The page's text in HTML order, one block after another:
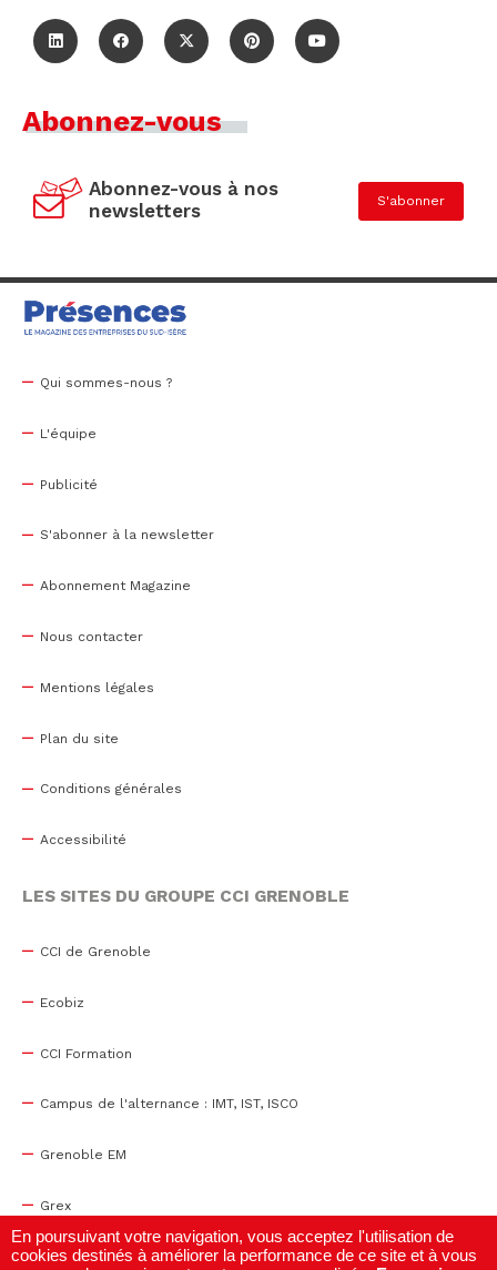
Abonnez-vous
Abonnez-vous à nos
newsletters
S'abonner
Qui sommes-nous ?
L'équipe
Publicité
S'abonner à la newsletter
Abonnement Magazine
Nous contacter
Mentions légales
Plan du site
Conditions générales
Accessibilité
LES SITES DU GROUPE CCI GRENOBLE
CCI de Grenoble
Ecobiz
CCI Formation
Campus de l'alternance : IMT, IST, ISCO
Grenoble EM
Grex
WTC Grenoble
En poursuivant votre navigation, vous acceptez l'utilisation de
cookies destinés à améliorer la performance de ce site et à vous